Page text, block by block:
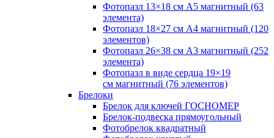
Фотопазл 13×18 см А5 магнитный (63
элемента)
Фотопазл 18×27 см А4 магнитный (120
элементов)
Фотопазл 26×38 см А3 магнитный (252
элемента)
Фотопазл в виде сердца 19×19
см магнитный (76 элементов)
Брелоки
Брелок для ключей ГОСНОМЕР
Брелок-подвеска прямоугольный
Фотобрелок квадратный